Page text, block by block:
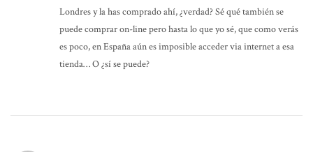
Londres y la has comprado ahí, ¿verdad? Sé qué también se
puede comprar on-line pero hasta lo que yo sé, que como verás
es poco, en España aún es imposible acceder via internet a esa
tienda… O ¿sí se puede?